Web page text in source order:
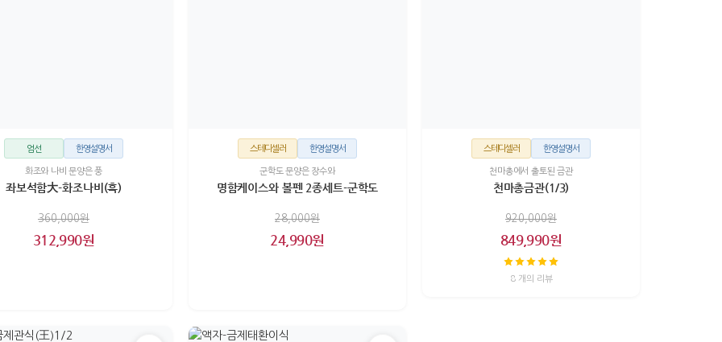
엄선 한영설명서
화조와 나비 문양은 풍
좌보석함大-화조나비(흑)
360,000원
312,990원
스테디셀러 한영설명서
군학도 문양은 장수와
명함케이스와 볼펜 2종세트-군학도
28,000원
24,990원
스테디셀러 한영설명서
천마총에서 출토된 금관
천마총금관(1/3)
920,000원
849,990원
8 개의 리뷰